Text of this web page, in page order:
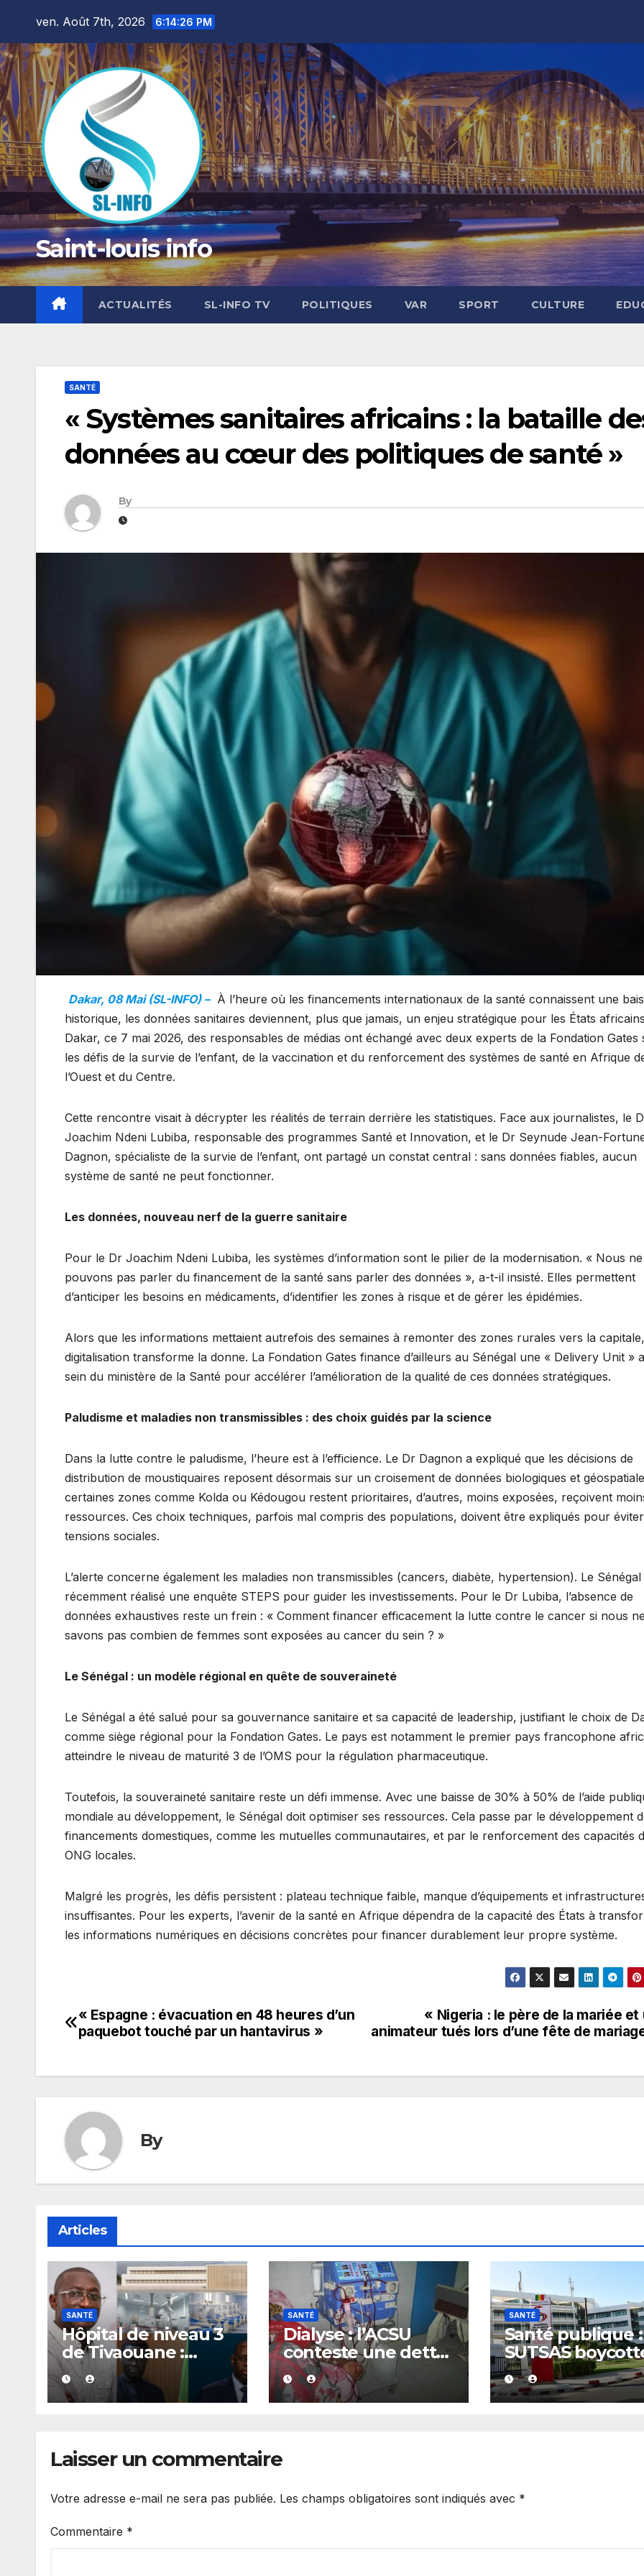
content
ven. Août 7th, 2026 6:14:27 PM
Saint-louis info
ACTUALITÉS SL-INFO TV POLITIQUES VAR SPORT CULTURE
SANTÉ
« Systèmes sanitaires africains : la bataille
données au cœur des politiques de santé »
By
Dakar, 08 Mai (SL-INFO) – À l’heure où les financements internationaux de la santé connaissent une
historique, les données sanitaires deviennent, plus que jamais, un enjeu stratégique pour les États
Dakar, ce 7 mai 2026, des responsables de médias ont échangé avec deux experts de la Fondation Gates
les défis de la survie de l’enfant, de la vaccination et du renforcement des systèmes de santé en Afrique
l’Ouest et du Centre.
Cette rencontre visait à décrypter les réalités de terrain derrière les statistiques. Face aux journalistes, le
Joachim Ndeni Lubiba, responsable des programmes Santé et Innovation, et le Dr Seynude Jean-
Dagnon, spécialiste de la survie de l’enfant, ont partagé un constat central : sans données fiables, aucun
système de santé ne peut fonctionner.
Les données, nouveau nerf de la guerre sanitaire
Pour le Dr Joachim Ndeni Lubiba, les systèmes d’information sont le pilier de la modernisation. « Nous ne
pouvons pas parler du financement de la santé sans parler des données », a-t-il insisté. Elles permettent
d’anticiper les besoins en médicaments, d’identifier les zones à risque et de gérer les épidémies.
Alors que les informations mettaient autrefois des semaines à remonter des zones rurales vers la
digitalisation transforme la donne. La Fondation Gates finance d’ailleurs au Sénégal une « Delivery Unit »
sein du ministère de la Santé pour accélérer l’amélioration de la qualité de ces données stratégiques.
Paludisme et maladies non transmissibles : des choix guidés par la science
Dans la lutte contre le paludisme, l’heure est à l’efficience. Le Dr Dagnon a expliqué que les décisions de
distribution de moustiquaires reposent désormais sur un croisement de données biologiques et
certaines zones comme Kolda ou Kédougou restent prioritaires, d’autres, moins exposées, reçoivent
ressources. Ces choix techniques, parfois mal compris des populations, doivent être expliqués pour
tensions sociales.
L’alerte concerne également les maladies non transmissibles (cancers, diabète, hypertension). Le Sénégal
récemment réalisé une enquête STEPS pour guider les investissements. Pour le Dr Lubiba, l’absence de
données exhaustives reste un frein : « Comment financer efficacement la lutte contre le cancer si nous ne
savons pas combien de femmes sont exposées au cancer du sein ? »
Le Sénégal : un modèle régional en quête de souveraineté
Le Sénégal a été salué pour sa gouvernance sanitaire et sa capacité de leadership, justifiant le choix de
comme siège régional pour la Fondation Gates. Le pays est notamment le premier pays francophone
atteindre le niveau de maturité 3 de l’OMS pour la régulation pharmaceutique.
Toutefois, la souveraineté sanitaire reste un défi immense. Avec une baisse de 30% à 50% de l’aide
mondiale au développement, le Sénégal doit optimiser ses ressources. Cela passe par le développement
financements domestiques, comme les mutuelles communautaires, et par le renforcement des capacités
ONG locales.
Malgré les progrès, les défis persistent : plateau technique faible, manque d’équipements et
insuffisantes. Pour les experts, l’avenir de la santé en Afrique dépendra de la capacité des États à
les informations numériques en décisions concrètes pour financer durablement leur propre système.
Navigation
l’article
« Nigeria : le père de la mariée et
animateur tués lors d’une fête de
« Espagne : évacuation en 48 heures d’un
paquebot touché par un hantavirus »
By
Articles
SANTÉ
Hôpital de niveau 3
de Tivaouane :
Alioune Badara
Coulibaly appelle
Diomaye Faye à
Sall
SANTÉ
Dialyse : l’ACSU
conteste une dette
de 15 milliards FCFA
annoncée par la
CNPNT et exige des
SANTÉ
Santé publique
SUTSAS
les
stratégiques du
ministère
Laisser un commentaire
Votre adresse e-mail ne sera pas publiée. Les champs obligatoires sont indiqués avec *
Commentaire *